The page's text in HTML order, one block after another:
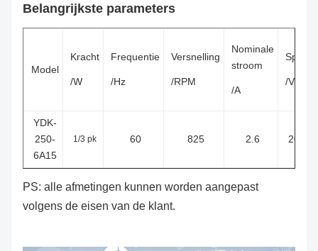
Belangrijkste parameters
Model
Kracht
/W
Frequentie
/Hz
Versnelling
/RPM
Nominale
stroom
/A
/V
YDK-
250-
6A15
1/3 pk 60 825 2.6 208-
PS: alle afmetingen kunnen worden aangepast
volgens de eisen van de klant.